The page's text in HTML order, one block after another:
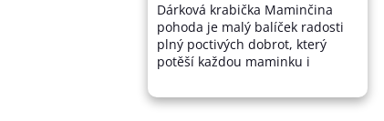
Dárková krabička Maminčina
pohoda je malý balíček radosti
plný poctivých dobrot, který
potěší každou maminku i
přírodních chutí. Obsahuje